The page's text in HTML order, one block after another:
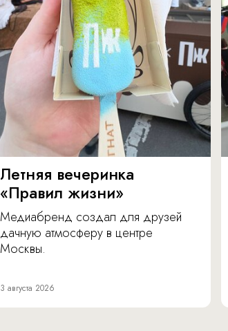
Летняя вечеринка
«Правил жизни»
Медиабренд создал для друзей
дачную атмосферу в центре
Москвы.
3 августа 2026